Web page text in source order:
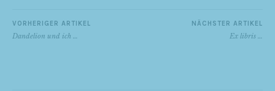
VORHERIGER ARTIKEL
Dandelion und ich …
NÄCHSTER ARTIKEL
Ex libris …